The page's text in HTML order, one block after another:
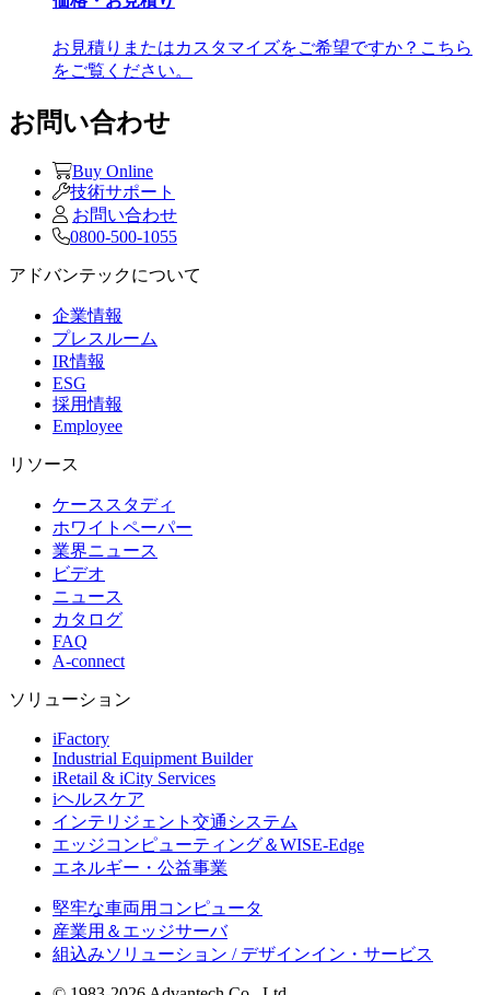
お見積りまたはカスタマイズをご希望ですか？こちら
をご覧ください。
お問い合わせ
Buy Online
技術サポート
お問い合わせ
0800-500-1055
アドバンテックについて
企業情報
プレスルーム
IR情報
ESG
採用情報
Employee
リソース
ケーススタディ
ホワイトペーパー
業界ニュース
ビデオ
ニュース
カタログ
FAQ
A-connect
ソリューション
iFactory
Industrial Equipment Builder
iRetail & iCity Services
iヘルスケア
インテリジェント交通システム
エッジコンピューティング＆WISE-Edge
エネルギー・公益事業
堅牢な車両用コンピュータ
産業用＆エッジサーバ
組込みソリューション / デザインイン・サービス